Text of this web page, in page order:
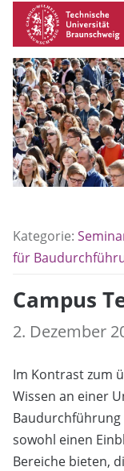
Kategorie:
für
Campus
2. Dezember
Im Kontrast zum
Wissen an einer
sowohl einen
Bereiche bieten,